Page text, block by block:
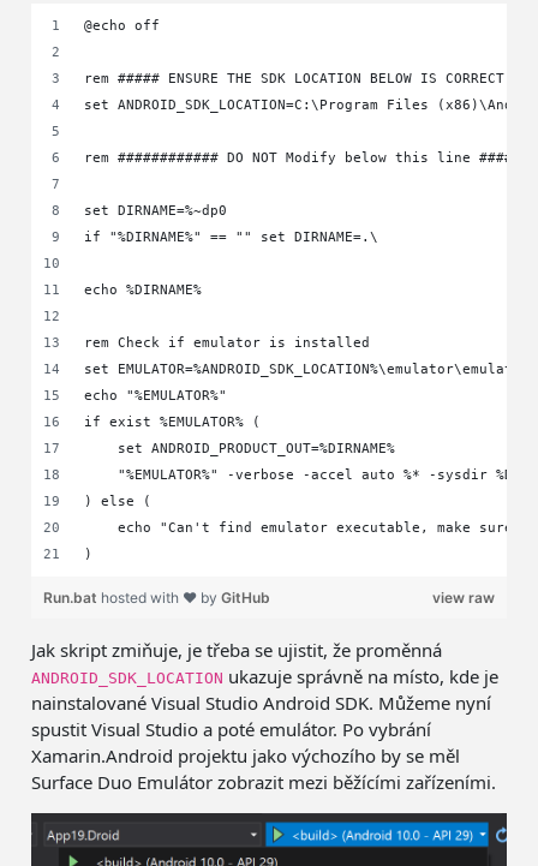
@echo off
rem ##### ENSURE THE SDK LOCATION BELOW IS CORRECT:
set ANDROID_SDK_LOCATION=C:\Program Files
rem ############ DO NOT Modify below this line
set DIRNAME=%~dp0
if "%DIRNAME%" == "" set DIRNAME=.\
echo %DIRNAME%
rem Check if emulator is installed
set
echo "%EMULATOR%"
if exist %EMULATOR% (
    set ANDROID_PRODUCT_OUT=%DIRNAME%
"%EMULATOR%" -verbose -accel auto %* -sysdir
) else (
echo "Can't find emulator executable, make sure
)
view raw
Run.bat hosted with ❤ byGitHub
Jak skript zmiňuje, je třeba se ujistit, že proměnná
ANDROID_SDK_LOCATION ukazuje správně na místo, kde je
nainstalované Visual Studio Android SDK. Můžeme nyní
spustit Visual Studio a poté emulátor. Po vybrání
Xamarin.Android projektu jako výchozího by se měl
Surface Duo Emulátor zobrazit mezi běžícími zařízeními.